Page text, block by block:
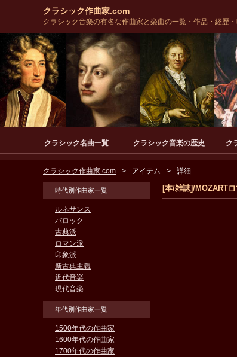
クラシック作曲家.com
クラシック音楽の有名な作曲家と楽曲の一覧・作品・経歴
クラシック名曲一覧 クラシック音楽の歴史 ク
クラシック作曲家.com アイテム 詳細
[本/雑誌]/MOZART
時代別作曲家一覧
ルネサンス
バロック
古典派
ロマン派
印象派
新古典主義
近代音楽
現代音楽
年代別作曲家一覧
1500年代の作曲家
1600年代の作曲家
1700年代の作曲家